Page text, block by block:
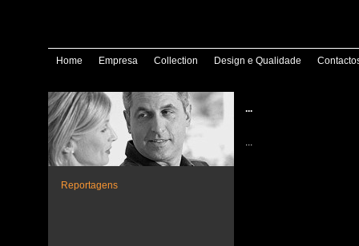
Home Empresa Collection Design e Qualidade
Reportagens
...
...